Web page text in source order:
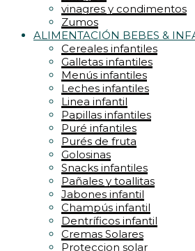
vinagres y condimentos
Zumos
ALIMENTACIÓN BEBES &
Cereales infantiles
Galletas infantiles
Menús infantiles
Leches infantiles
Linea infantil
Papillas infantiles
Puré infantiles
Purés de fruta
Golosinas
Snacks infantiles
Pañales y toallitas
Jabones infantil
Champús infantil
Dentríficos infantil
Cremas Solares
Proteccion solar